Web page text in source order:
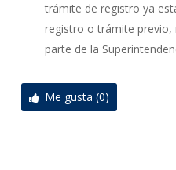
trámite de registro ya
registro o trámite
parte de la
Me gusta (0)